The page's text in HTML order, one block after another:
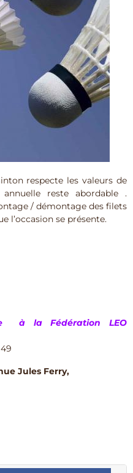
respecte les valeurs de
reste abordable .
/ démontage des filets
l’occasion se présente.
à la Fédération LEO
Jules Ferry,